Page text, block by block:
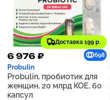
Доставка 199 р.
6 976 ₽ 698
Probulin
Probulin, пробиотик для
женщин, 20 млрд КОЕ, 60
капсул